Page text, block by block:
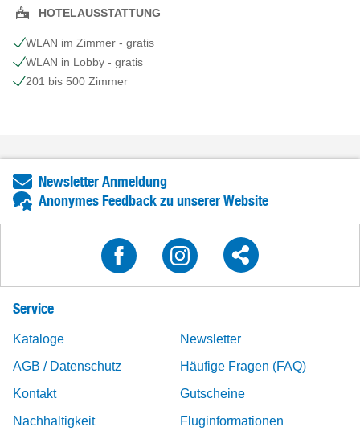
HOTELAUSSTATTUNG
WLAN im Zimmer - gratis
WLAN in Lobby - gratis
201 bis 500 Zimmer
Newsletter Anmeldung
Anonymes Feedback zu unserer Website
Service
Kataloge
Newsletter
AGB / Datenschutz
Häufige Fragen (FAQ)
Kontakt
Gutscheine
Nachhaltigkeit
Fluginformationen